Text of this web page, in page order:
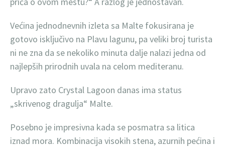
Većina jednodnevnih izleta sa Malte fokusirana je
gotovo isključivo na Plavu lagunu, pa veliki broj turista
ni ne zna da se nekoliko minuta dalje nalazi jedna od
najlepših prirodnih uvala na celom mediteranu.
Upravo zato Crystal Lagoon danas ima status
„skrivenog dragulja“ Malte.
Posebno je impresivna kada se posmatra sa litica
iznad mora. Kombinacija visokih stena, azurnih pećina i